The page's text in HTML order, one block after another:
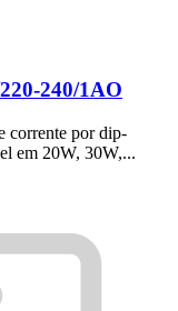
240/1AO
corrente por dip-
em 20W, 30W,...